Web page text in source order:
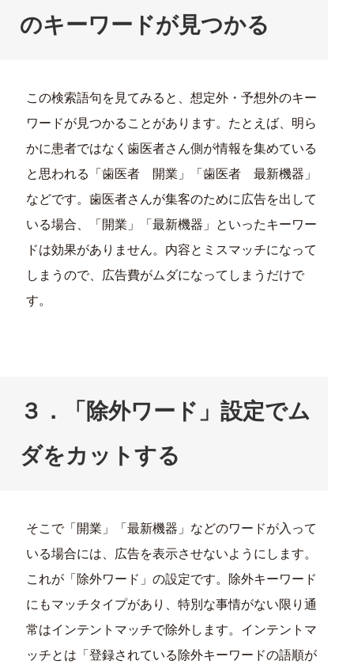
のキーワードが見つかる
この検索語句を見てみると、想定外・予想外のキー
ワードが見つかることがあります。たとえば、明ら
かに患者ではなく歯医者さん側が情報を集めている
と思われる「歯医者 開業」「歯医者 最新機器」
などです。歯医者さんが集客のために広告を出して
いる場合、「開業」「最新機器」といったキーワー
ドは効果がありません。内容とミスマッチになって
しまうので、広告費がムダになってしまうだけで
す。
３．「除外ワード」設定でム
ダをカットする
そこで「開業」「最新機器」などのワードが入って
いる場合には、広告を表示させないようにします。
これが「除外ワード」の設定です。除外キーワード
にもマッチタイプがあり、特別な事情がない限り通
常はインテントマッチで除外します。インテントマ
ッチとは「登録されている除外キーワードの語順が